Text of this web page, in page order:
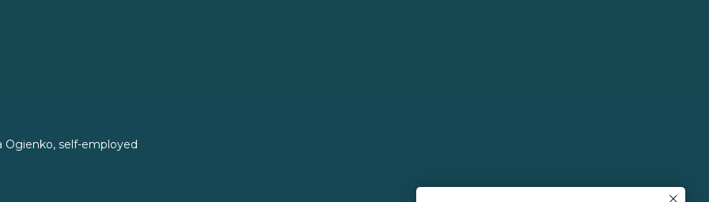
Ogienko, self-employed